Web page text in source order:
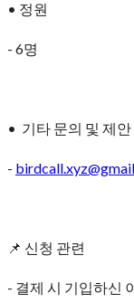
• 정원
- 6명
• 기타 문의 및 제안
-
📌 신청 관련
- 결제 시 기입하신